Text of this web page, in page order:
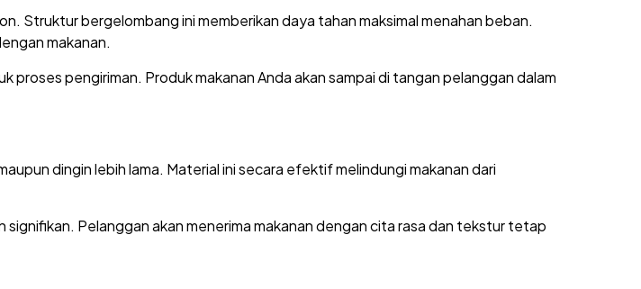
Struktur bergelombang ini memberikan daya tahan maksimal menahan beban.
makanan.
pengiriman. Produk makanan Anda akan sampai di tangan pelanggan dalam
dingin lebih lama. Material ini secara efektif melindungi makanan dari
Pelanggan akan menerima makanan dengan cita rasa dan tekstur tetap